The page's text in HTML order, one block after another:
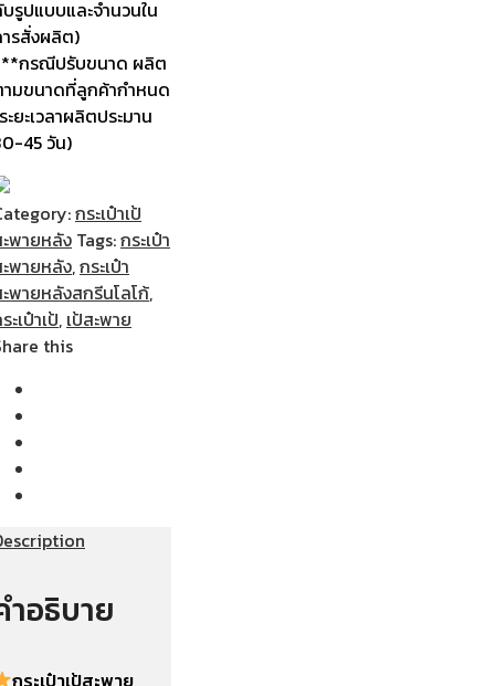
รูปแบบและจำนวนใน
รสั่งผลิต)
กรณีปรับขนาด ผลิต
มขนาดที่ลูกค้ากำหนด
ะยะเวลาผลิตประมาน
45 วัน)
กระเป๋าเป้
พายหลัง Tags:กระเป๋า
พายหลัง,กระเป๋า
พายหลังสกรีนโลโก้,
ะเป๋าเป้, เป้สะพาย
this
ำอธิบาย
กระเป๋าเป้สะพาย